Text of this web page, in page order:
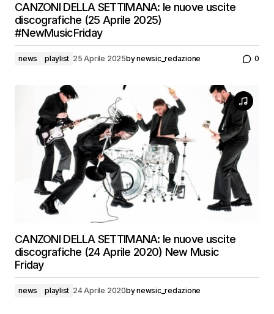
CANZONI DELLA SETTIMANA: le nuove uscite
discografiche (25 Aprile 2025)
#NewMusicFriday
news playlist 25 Aprile 2025bynewsic_redazione 0
CANZONI DELLA SETTIMANA: le nuove uscite
discografiche (24 Aprile 2020) New Music
Friday
news playlist 24 Aprile 2020bynewsic_redazione